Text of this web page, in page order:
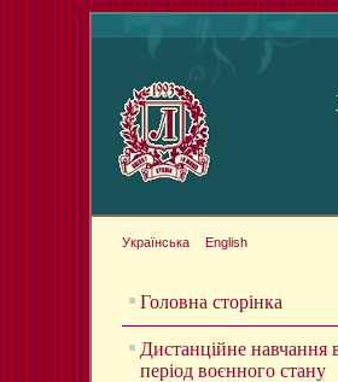
Українська English
Головна сторінка
Дистанційне навчання
період воєнного стану